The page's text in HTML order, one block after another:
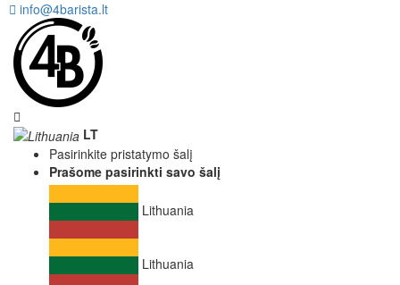
info@4barista.lt
LT
Pasirinkite pristatymo šalį
Prašome pasirinkti savo šalį
Lithuania
Lithuania